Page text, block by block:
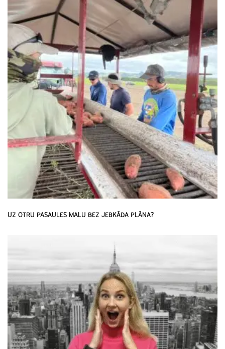
UZ OTRU PASAULES MALU BEZ JEBKĀDA PLĀNA?